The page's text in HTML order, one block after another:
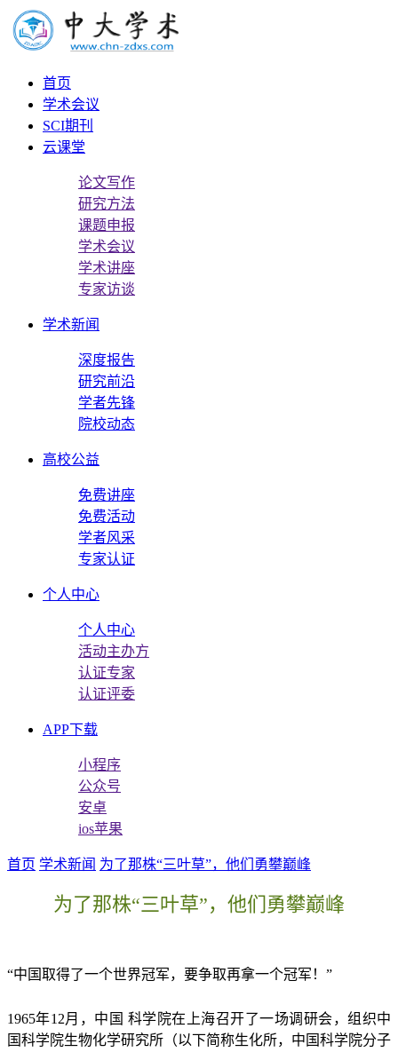
首页
学术会议
SCI期刊
云课堂
论文写作
研究方法
课题申报
学术会议
学术讲座
专家访谈
学术新闻
深度报告
研究前沿
学者先锋
院校动态
高校公益
免费讲座
免费活动
学者风采
专家认证
个人中心
个人中心
活动主办方
认证专家
认证评委
APP下载
小程序
公众号
安卓
ios苹果
首页 学术新闻 为了那株“三叶草”，他们勇攀巅峰
为了那株“三叶草”，他们勇攀巅峰
“中国取得了一个世界冠军，要争取再拿一个冠军！”
1965年12月，中国 科学院在上海召开了一场调研会，组织中
国科学院生物化学研究所（以下简称生化所，中国科学院分子